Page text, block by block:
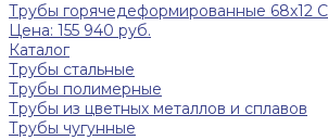
Трубы горячедеформированные 68х12
Цена: 155 940 руб.
Каталог
Трубы стальные
Трубы полимерные
Трубы из цветных металлов и сплавов
Трубы чугунные